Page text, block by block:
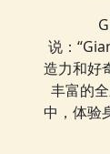
说：
造力和好
丰富的
中，体验